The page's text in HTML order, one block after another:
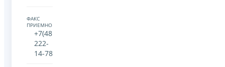
ФАКС
ПРИЕМНОЙ:
+7(481)
222-
14-78